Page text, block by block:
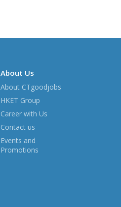
About Us
About CTgoodjobs
HKET Group
Career with Us
Contact us
Events and
Promotions